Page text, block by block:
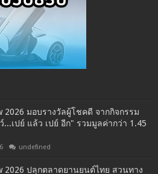
2026 มอบรางวัลผู้โชคดี จากกิจกรรม
...เปย์ แล้ว เปย์ อีก" รวมมูลค่ากว่า 1.45
undefined
2026 ปลุกตลาดยานยนต์ไทย สวนทาง